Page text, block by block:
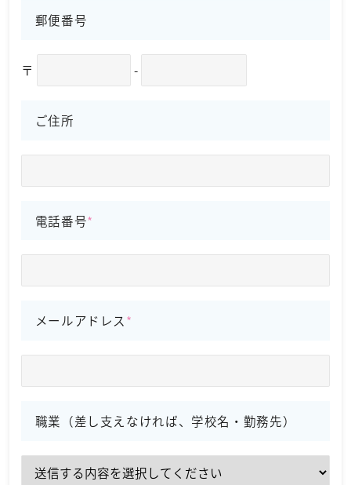
郵便番号
〒 -
ご住所
電話番号
メールアドレス
職業（差し支えなければ、学校名・勤務先）